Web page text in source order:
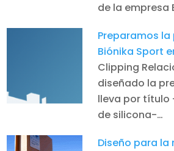
de la empresa
Preparamos
Biónika Sport
Clipping
diseñado la
lleva por título
de silicona-…
Diseño para la